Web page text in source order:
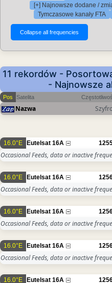
[+] Najnowsze dodane /
Tymczasowe kanały FTA
11 rekordów -
- Najnowsze
Pos Satelita
Nazwa
16.0°E Eutelsat 16A
Occasional Feeds, data or inactive
16.0°E Eutelsat 16A
Occasional Feeds, data or inactive
16.0°E Eutelsat 16A
Occasional Feeds, data or inactive
16.0°E Eutelsat 16A
Occasional Feeds, data or inactive
16.0°E Eutelsat 16A